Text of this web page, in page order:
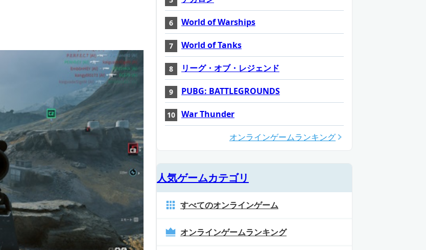
World of Warships
World of Tanks
リーグ・オブ・レジェンド
PUBG: BATTLEGROUNDS
War Thunder
オンラインゲームランキング
人気ゲームカテゴリ
すべてのオンラインゲーム
オンラインゲームランキング